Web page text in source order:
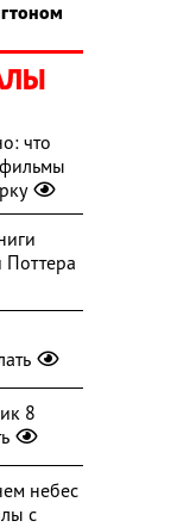
что
Поттера
8
небес
с